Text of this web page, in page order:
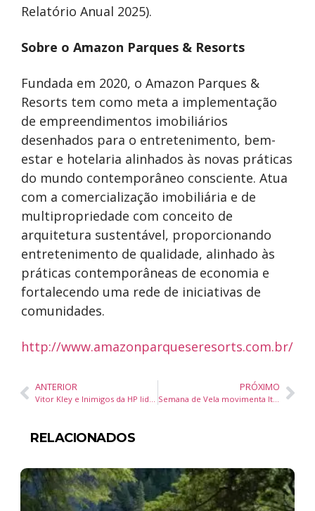
Relatório Anual 2025).
Sobre o Amazon Parques & Resorts
Fundada em 2020, o Amazon Parques &
Resorts tem como meta a implementação
de empreendimentos imobiliários
desenhados para o entretenimento, bem-
estar e hotelaria alinhados às novas práticas
do mundo contemporâneo consciente. Atua
com a comercialização imobiliária e de
multipropriedade com conceito de
arquitetura sustentável, proporcionando
entretenimento de qualidade, alinhado às
práticas contemporâneas de economia e
fortalecendo uma rede de iniciativas de
comunidades.
http://www.amazonparqueseresorts.com.br/
ANTERIOR
Vitor Kley e Inimigos da HP lideram atrações nacionais da 36ª Marejada em Itajaí
PRÓXIMO
Semana de Vela movimenta Itajaí com atividades gratuitas
RELACIONADOS